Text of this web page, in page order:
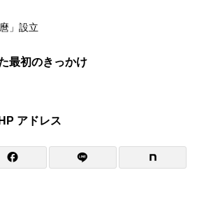
」設立
最初のきっかけ
アドレス